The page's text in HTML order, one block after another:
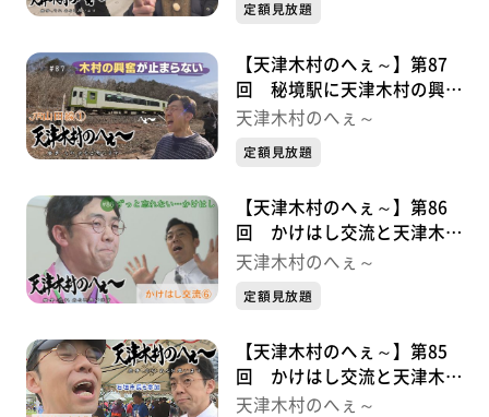
定額見放題
【天津木村のへぇ～】第87
回 秘境駅に天津木村の興奮
が止まらない ＪＲ山田線シ
天津木村のへぇ～
定額見放題
【天津木村のへぇ～】第86
回 かけはし交流と天津木村
かけはし交流シリーズ⑤最終
天津木村のへぇ～
定額見放題
【天津木村のへぇ～】第85
回 かけはし交流と天津木村
かけはし交流シリーズ④
天津木村のへぇ～